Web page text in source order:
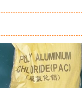
Add to
wishlist